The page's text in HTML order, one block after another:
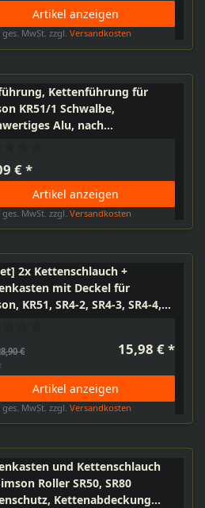
Artikel anzeigen
MwSt. zzgl.Versandkosten
Kettenführung für
KR51/1 Schwalbe,
Alu, nach
€ *
Artikel anzeigen
MwSt. zzgl.Versandkosten
2x Kettenschlauch +
mit Deckel für
KR51, SR4-2, SR4-3, SR4-4,
€ 15,98 € *
Artikel anzeigen
MwSt. zzgl.Versandkosten
und Kettenschlauch
Roller SR50, SR80
Kettenabdeckung